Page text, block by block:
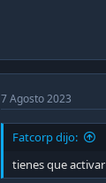
7 Agosto 2023
Fatcorp dijo:
tienes que